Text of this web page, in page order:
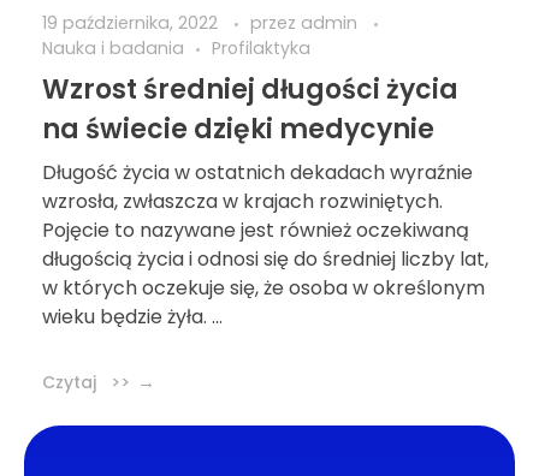
19 października, 2022 przez admin
Nauka i badania
Profilaktyka
Wzrost średniej długości życia
na świecie dzięki medycynie
Długość życia w ostatnich dekadach wyraźnie
wzrosła, zwłaszcza w krajach rozwiniętych.
Pojęcie to nazywane jest również oczekiwaną
długością życia i odnosi się do średniej liczby lat,
w których oczekuje się, że osoba w określonym
wieku będzie żyła. ...
Czytaj >>